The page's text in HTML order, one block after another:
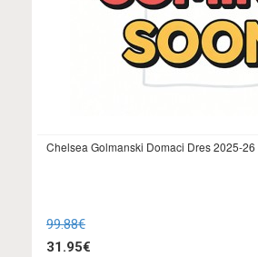
Chelsea Golmanski Domaci Dres 2025-
99.88€
31.95€